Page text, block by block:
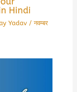
Hindi
Yadav /नवम्बर